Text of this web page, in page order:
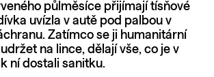
půlměsíce přijímají tísňové
uvízla v autě pod palbou v
Zatímco se ji humanitární
na lince, dělají vše, co je v
ní dostali sanitku.